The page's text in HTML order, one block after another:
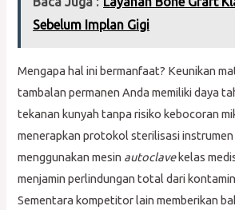
Sebelum Implan Gigi
Mengapa hal ini bermanfaat? Keunikan
tambalan permanen Anda memiliki daya
tekanan kunyah tanpa risiko kebocoran
menerapkan protokol sterilisasi instrumen
menggunakan mesin autoclavekelas
menjamin perlindungan total dari
Sementara kompetitor lain memberikan